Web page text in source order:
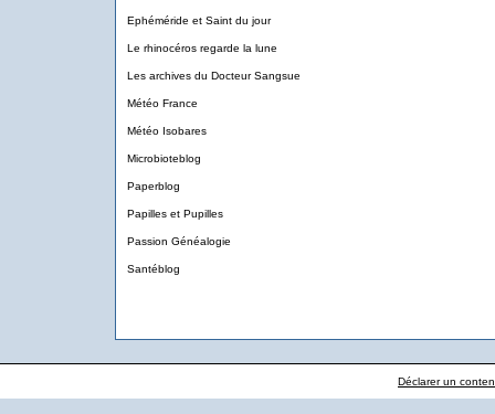
Ephéméride et Saint du jour
Le rhinocéros regarde la lune
Les archives du Docteur Sangsue
Météo France
Météo Isobares
Microbioteblog
Paperblog
Papilles et Pupilles
Passion Généalogie
Santéblog
Déclarer un